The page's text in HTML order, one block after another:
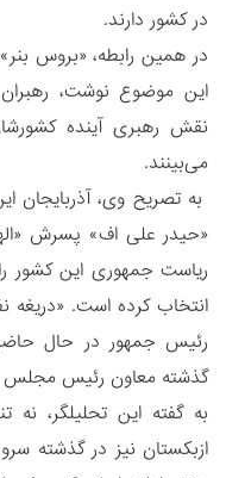
در کشور دارند.
در همین رابطه، «بروس
این موضوع نوشت،
نقش رهبری آینده
می‌بینند.
به تصریح وی، آذربایجان
ریاست جمهوری این کشور را
انتخاب کرده است. «دریغه
رئیس جمهور در حال
گذشته معاون رئیس مجلس
به گفته این تحلیلگر، نه
ازبکستان نیز در گذشته